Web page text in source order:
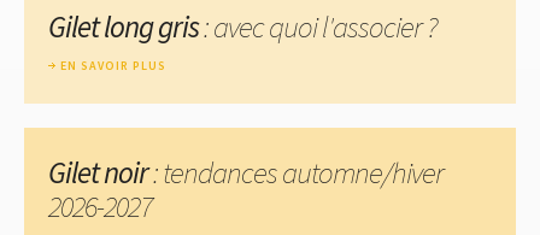
Gilet long gris: avec quoi l'associer ?
EN SAVOIR PLUS
Gilet noir: tendances automne/hiver
2026-2027